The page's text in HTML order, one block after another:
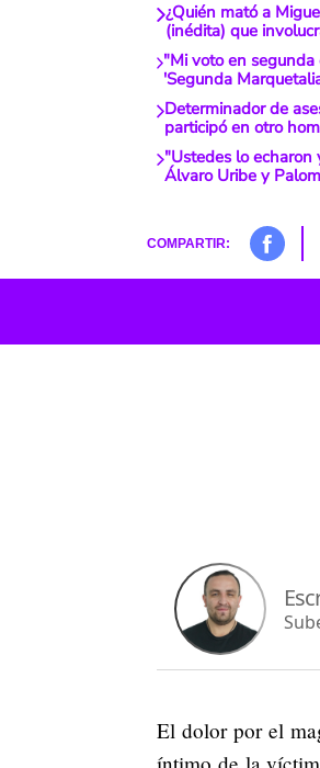
¿Quién mató a
(inédita) que
"Mi voto en segunda
'Segunda
Determinador de
participó en otro
"Ustedes lo echaron
Álvaro Uribe y
COMPARTIR:
El dolor por el